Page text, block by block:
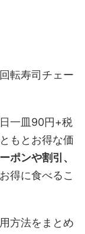
転寿司チェー
一皿90円+税
もとお得な価
ポンや割引、
得に食べるこ
方法をまとめ